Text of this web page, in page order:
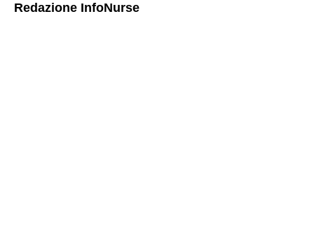
Redazione InfoNurse